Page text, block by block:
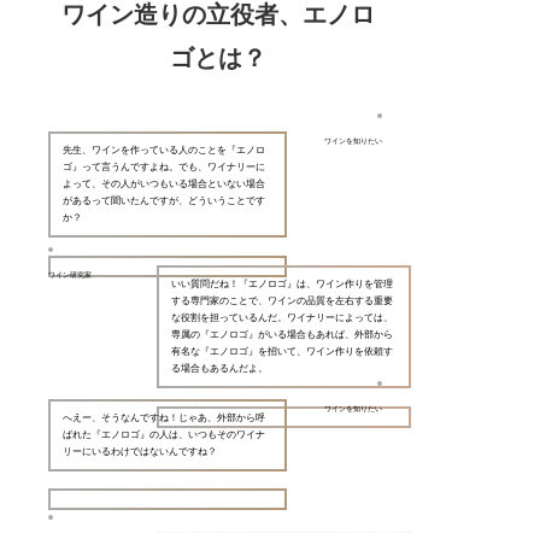
ワイン造りの立役者、エノロ
ゴとは？
ワインを知りたい
先生、ワインを作っている人のことを『エノロ
ゴ』って言うんですよね。でも、ワイナリーに
よって、その人がいつもいる場合といない場合
があるって聞いたんですが、どういうことです
か？
ワイン研究家
いい質問だね！『エノロゴ』は、ワイン作りを管理
する専門家のことで、ワインの品質を左右する重要
な役割を担っているんだ。ワイナリーによっては、
専属の『エノロゴ』がいる場合もあれば、外部から
有名な『エノロゴ』を招いて、ワイン作りを依頼す
る場合もあるんだよ。
ワインを知りたい
へえー、そうなんですね！じゃあ、外部から呼
ばれた『エノロゴ』の人は、いつもそのワイナ
リーにいるわけではないんですね？